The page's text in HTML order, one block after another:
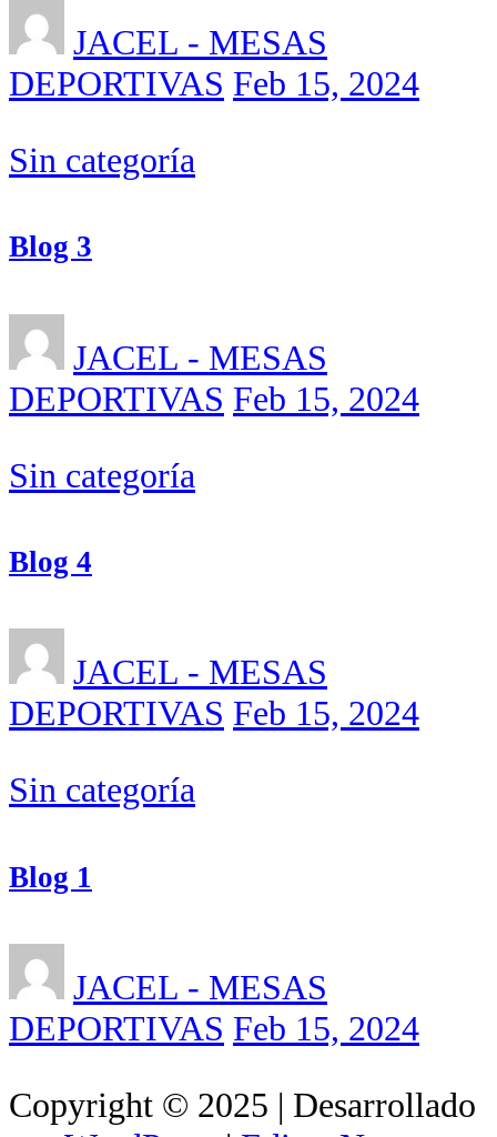
JACEL - MESAS
DEPORTIVAS Feb 15, 2024
Sin categoría
Blog 3
JACEL - MESAS
DEPORTIVAS Feb 15, 2024
Sin categoría
Blog 4
JACEL - MESAS
DEPORTIVAS Feb 15, 2024
Sin categoría
Blog 1
JACEL - MESAS
DEPORTIVAS Feb 15, 2024
Copyright © 2025 | Desarrollado